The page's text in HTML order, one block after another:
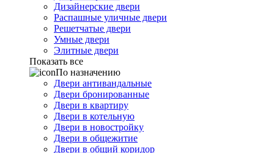
Дизайнерские двери
Распашные уличные двери
Решетчатые двери
Умные двери
Элитные двери
Показать все
По назначению
Двери антивандальные
Двери бронированные
Двери в квартиру
Двери в котельную
Двери в новостройку
Двери в общежитие
Двери в общий коридор